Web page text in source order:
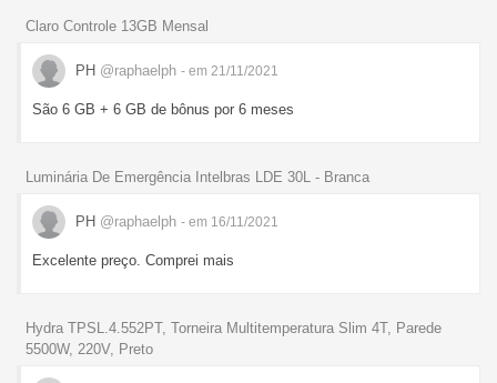
Claro Controle 13GB Mensal
PH @raphaelph - em 21/11/2021
São 6 GB + 6 GB de bônus por 6 meses
Luminária De Emergência Intelbras LDE 30L - Branca
PH @raphaelph - em 16/11/2021
Excelente preço. Comprei mais
Hydra TPSL.4.552PT, Torneira Multitemperatura Slim 4T, Parede
5500W, 220V, Preto